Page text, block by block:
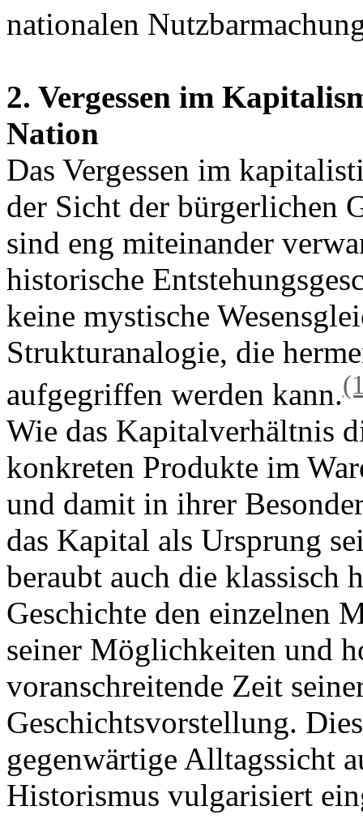
nationalen
2. Vergessen im
Nation
Das Vergessen im
der Sicht der bürgerlichen
sind eng miteinander
historische
keine mystische
Strukturanalogie, die
aufgegriffen werden kann.
Wie das Kapitalverhältnis
konkreten Produkte im
und damit in ihrer
das Kapital als Ursprung
beraubt auch die klassisch
Geschichte den einzelnen
seiner Möglichkeiten und
voranschreitende Zeit
Geschichtsvorstellung.
gegenwärtige Alltagssicht
Historismus vulgarisiert